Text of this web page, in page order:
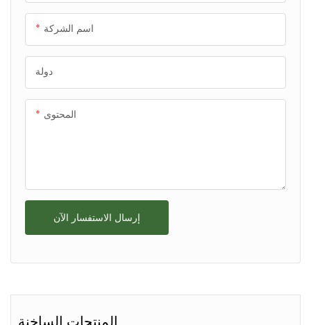
اسم الشركة
دولة
المحتوى
إرسال الاستفسار الآن
المنتجات الساخنة